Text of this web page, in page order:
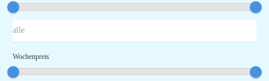
Wochenpreis